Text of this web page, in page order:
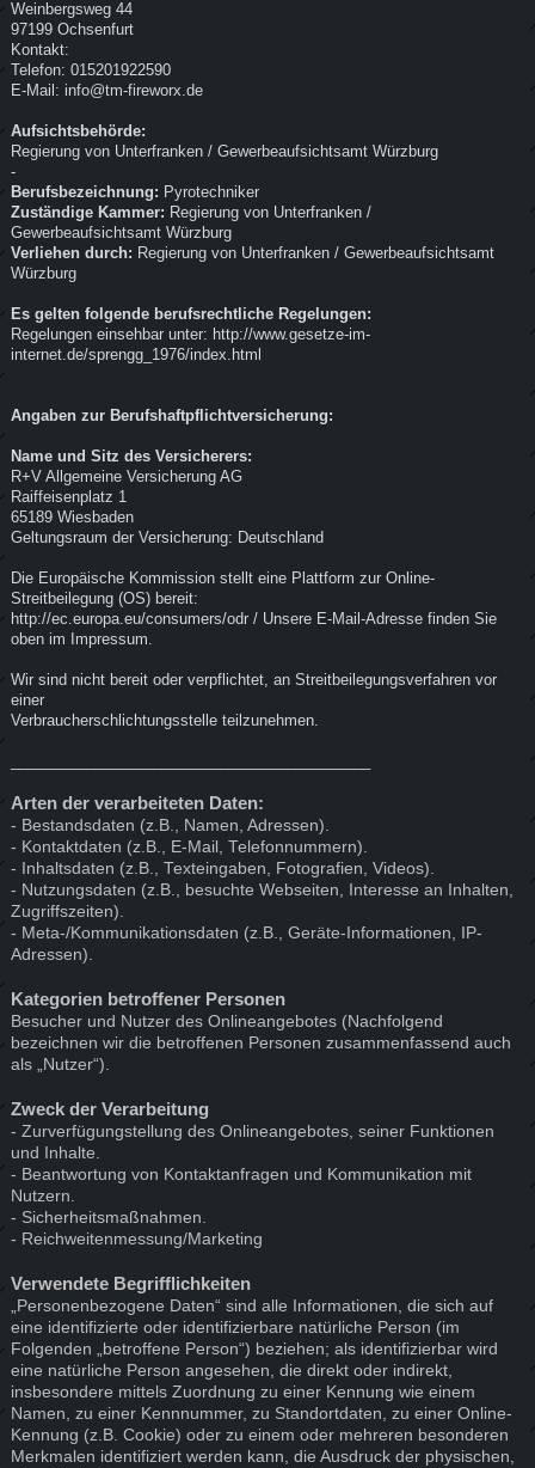
Weinbergsweg 44
97199 Ochsenfurt
Kontakt:
Telefon: 015201922590
E-Mail: info@tm-fireworx.de
Aufsichtsbehörde:
Regierung von Unterfranken / Gewerbeaufsichtsamt Würzburg
-
Berufsbezeichnung: Pyrotechniker
Zuständige Kammer: Regierung von Unterfranken /
Gewerbeaufsichtsamt Würzburg
Verliehen durch: Regierung von Unterfranken / Gewerbeaufsichtsamt
Würzburg
Es gelten folgende berufsrechtliche Regelungen:
Regelungen einsehbar unter: http://www.gesetze-im-
internet.de/sprengg_1976/index.html
Angaben zur Berufshaftpflichtversicherung:
Name und Sitz des Versicherers:
R+V Allgemeine Versicherung AG
Raiffeisenplatz 1
65189 Wiesbaden
Geltungsraum der Versicherung: Deutschland
Die Europäische Kommission stellt eine Plattform zur Online-
Streitbeilegung (OS) bereit:
http://ec.europa.eu/consumers/odr / Unsere E-Mail-Adresse finden Sie
oben im Impressum.
Wir sind nicht bereit oder verpflichtet, an Streitbeilegungsverfahren vor
einer
Verbraucherschlichtungsstelle teilzunehmen.
Arten der verarbeiteten Daten:
- Bestandsdaten (z.B., Namen, Adressen).
- Kontaktdaten (z.B., E-Mail, Telefonnummern).
- Inhaltsdaten (z.B., Texteingaben, Fotografien, Videos).
- Nutzungsdaten (z.B., besuchte Webseiten, Interesse an Inhalten,
Zugriffszeiten).
- Meta-/Kommunikationsdaten (z.B., Geräte-Informationen, IP-
Adressen).
Kategorien betroffener Personen
Besucher und Nutzer des Onlineangebotes (Nachfolgend
bezeichnen wir die betroffenen Personen zusammenfassend auch
als „Nutzer“).
Zweck der Verarbeitung
- Zurverfügungstellung des Onlineangebotes, seiner Funktionen
und Inhalte.
- Beantwortung von Kontaktanfragen und Kommunikation mit
Nutzern.
- Sicherheitsmaßnahmen.
- Reichweitenmessung/Marketing
Verwendete Begrifflichkeiten
„Personenbezogene Daten“ sind alle Informationen, die sich auf
eine identifizierte oder identifizierbare natürliche Person (im
Folgenden „betroffene Person“) beziehen; als identifizierbar wird
eine natürliche Person angesehen, die direkt oder indirekt,
insbesondere mittels Zuordnung zu einer Kennung wie einem
Namen, zu einer Kennnummer, zu Standortdaten, zu einer Online-
Kennung (z.B. Cookie) oder zu einem oder mehreren besonderen
Merkmalen identifiziert werden kann, die Ausdruck der physischen,